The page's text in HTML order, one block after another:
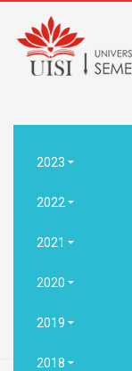
2023
2022
2021
2020
2019
2018